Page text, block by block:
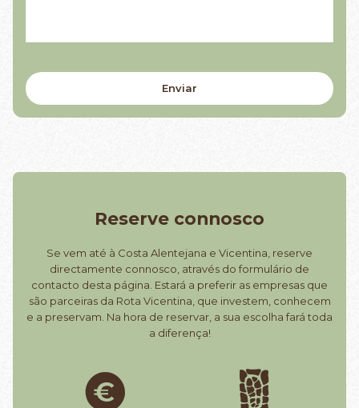
Reserve connosco
Se vem até à Costa Alentejana e Vicentina, reserve
directamente connosco, através do formulário de
contacto desta página. Estará a preferir as empresas que
são parceiras da Rota Vicentina, que investem, conhecem
e a preservam. Na hora de reservar, a sua escolha fará toda
a diferença!